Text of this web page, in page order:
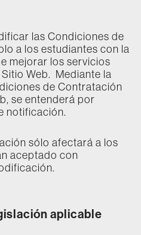
las Condiciones de
a los estudiantes con la
mejorar los servicios
Web. Mediante la
de Contratación
se entenderá por
notificación.
sólo afectará a los
aceptado con
aplicable